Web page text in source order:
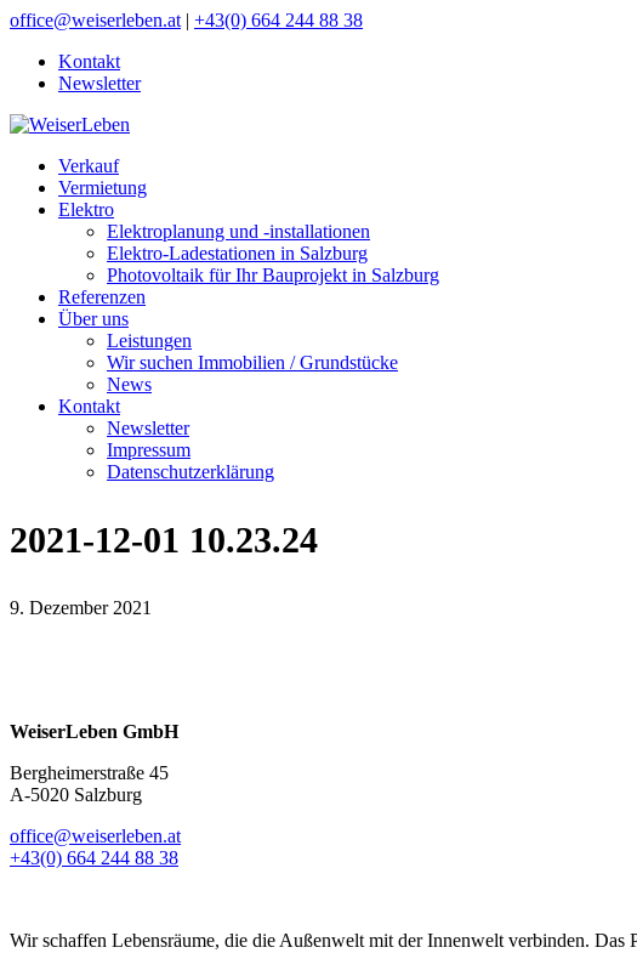
office@weiserleben.at | +43(0) 664 244 88 38
Kontakt
Newsletter
Verkauf
Vermietung
Elektro
Elektroplanung und -installationen
Elektro-Ladestationen in Salzburg
Photovoltaik für Ihr Bauprojekt in Salzburg
Referenzen
Über uns
Leistungen
Wir suchen Immobilien / Grundstücke
News
Kontakt
Newsletter
Impressum
Datenschutzerklärung
2021-12-01 10.23.24
9. Dezember 2021
WeiserLeben GmbH
Bergheimerstraße 45
A-5020 Salzburg
office@weiserleben.at
+43(0) 664 244 88 38
Wir schaffen Lebensräume, die die Außenwelt mit der Innenwelt verbinden. Das